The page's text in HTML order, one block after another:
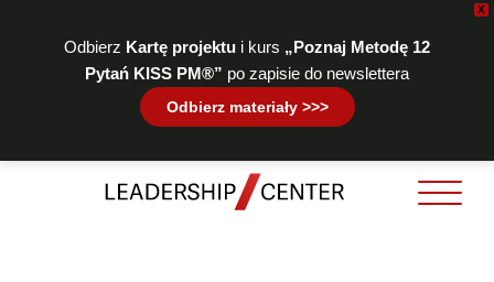
X
Odbierz Kartę projektu i kurs „Poznaj Metodę 12
Pytań KISS PM®” po zapisie do newslettera
Odbierz materiały >>>